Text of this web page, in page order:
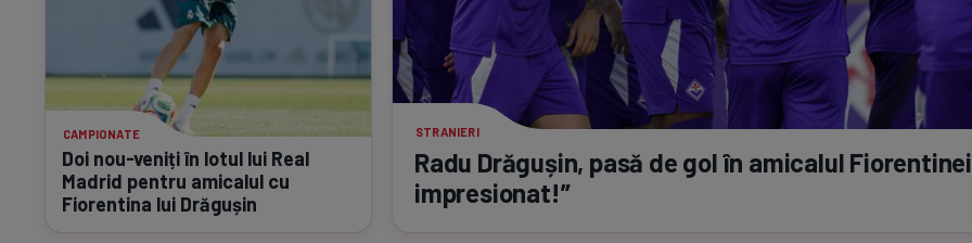
CAMPIONATE
Doi nou-venițiîn lotul lui Real
Madrid pentru amicalul cu
Fiorentina lui Drăgușin
STRANIERI
Radu Drăgușin, pasă de gol în amicalul
impresionat!”